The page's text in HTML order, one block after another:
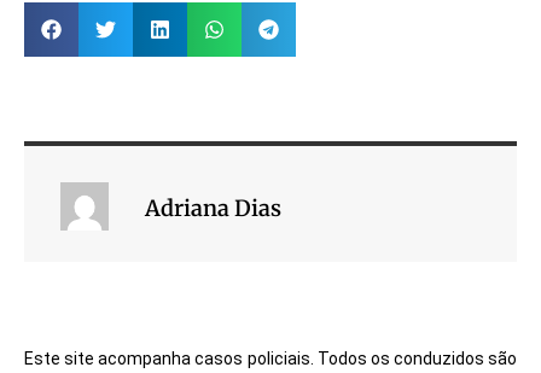
Adriana Dias
Este site acompanha casos policiais. Todos os conduzidos são